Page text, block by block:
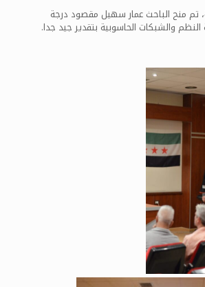
تم منح الباحث عمار سهيل مقصود درجة
والشبكات الحاسوبية بتقدير جيد جدا.